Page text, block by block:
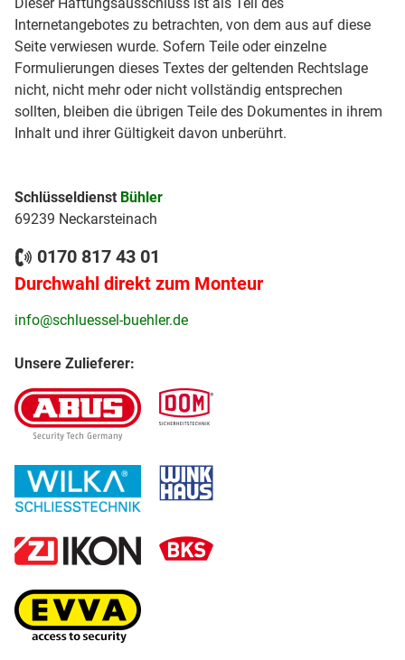
Internetangebotes zu betrachten, von dem aus auf diese
Seite verwiesen wurde. Sofern Teile oder einzelne
Formulierungen dieses Textes der geltenden Rechtslage
nicht, nicht mehr oder nicht vollständig entsprechen
sollten, bleiben die übrigen Teile des Dokumentes in ihrem
Inhalt und ihrer Gültigkeit davon unberührt.
Schlüsseldienst Bühler
69239 Neckarsteinach
0170 817 43 01
Durchwahl direkt zum Monteur
info@schluessel-buehler.de
Unsere Zulieferer: